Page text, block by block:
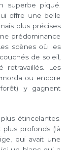
superbe piqué.
offre une belle
plus précises
prédominance
scènes où les
de soleil,
retravaillés. Les
ou encore
y gagnent
étincelantes.
plus profonds (là
qui avait une